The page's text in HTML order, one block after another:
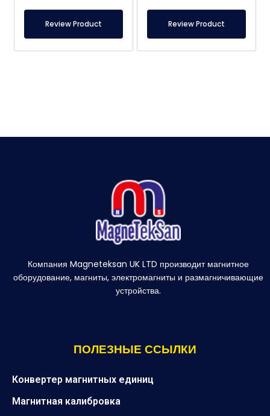
Review Product Review Product
Компания Magneteksan UK LTD производит магнитное
оборудование, магниты, электромагниты и размагничивающие
устройства.
ПОЛЕЗНЫЕ ССЫЛКИ
Конвертер магнитных единиц
Магнитная калибровка